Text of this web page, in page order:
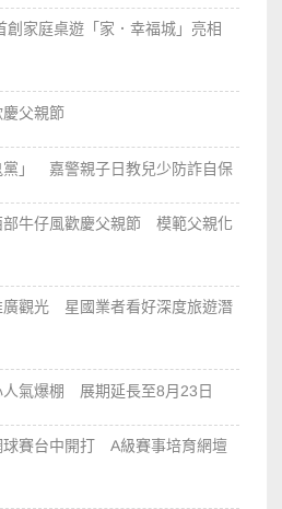
創家庭桌遊「家．幸福城」亮相
父親節
黨」 嘉警親子日教兒少防詐自保
牛仔風歡慶父親節 模範父親化
廣觀光 星國業者看好深度旅遊潛
人氣爆棚 展期延長至8月23日
球賽台中開打 A級賽事培育網壇